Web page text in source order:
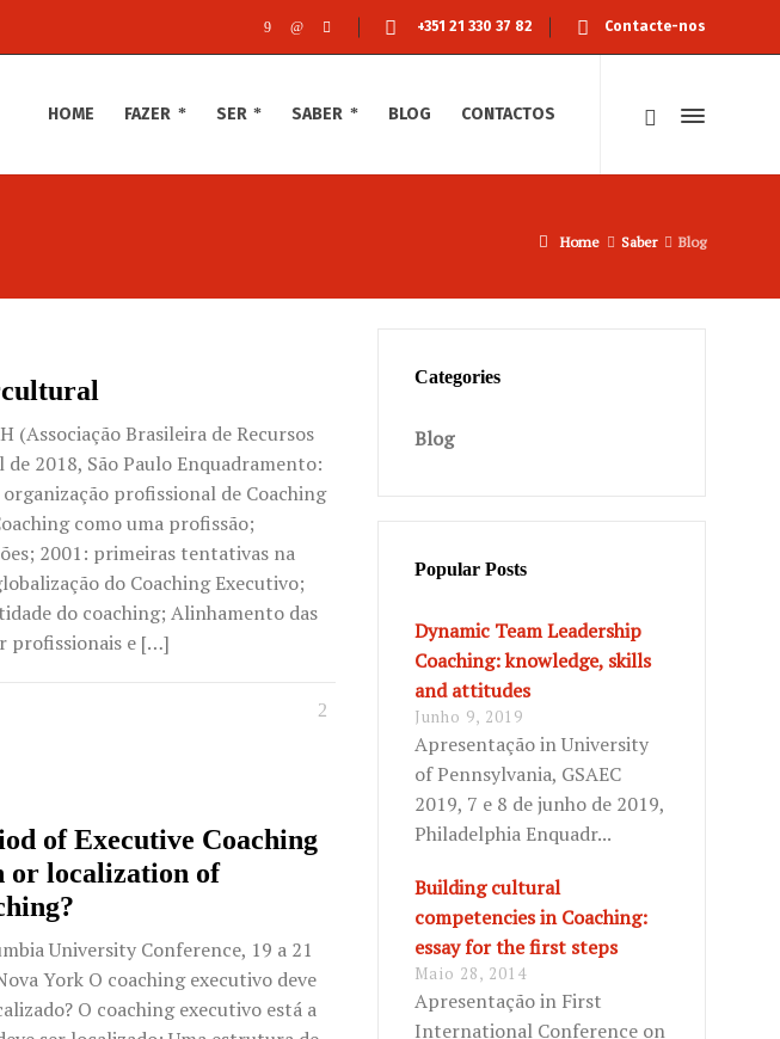
+351 21 330 37 82 Contacte-nos
HOME FAZER SER SABER BLOG CONTACTOS
Home Saber Blog
(Associação Brasileira de Recursos
de 2018, São Paulo Enquadramento:
profissional de Coaching
como uma profissão;
2001: primeiras tentativas na
do Coaching Executivo;
do coaching; Alinhamento das
profissionais e […]
of Executive Coaching
or localization of
University Conference, 19 a 21
York O coaching executivo deve
O coaching executivo está a
Categories
Blog
Popular Posts
Dynamic Team Leadership
Coaching: knowledge, skills
and attitudes
Junho 9, 2019
Apresentação in University
of Pennsylvania, GSAEC
2019, 7 e 8 de junho de 2019,
Philadelphia Enquadr...
Building cultural
competencies in Coaching:
essay for the first steps
Maio 28, 2014
Apresentação in First
International Conference on